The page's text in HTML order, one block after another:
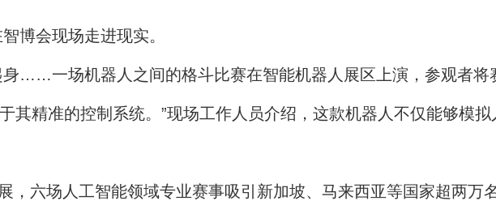
会现场走进现实。
一场机器人之间的格斗比赛在智能机器人展区上演，参观者将
其精准的控制系统。”现场工作人员介绍，这款机器人不仅能够模
六场人工智能领域专业赛事吸引新加坡、马来西亚等国家超两万名